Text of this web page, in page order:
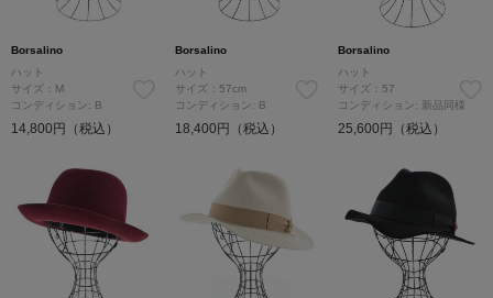
Borsalino
ハット
サイズ：M
コンディション: B
14,800円（税込）
Borsalino
ハット
サイズ：57cm
コンディション: B
18,400円（税込）
Borsalino
ハット
サイズ：57
コンディション: 新品同様
25,600円（税込）